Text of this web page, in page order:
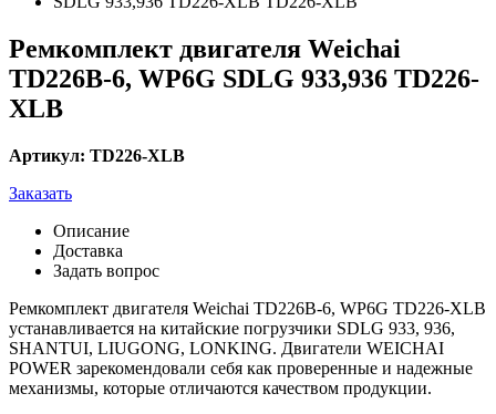
Ремкомплект двигателя Weichai
TD226B-6, WP6G SDLG 933,936 TD226-
XLB
Артикул: TD226-XLB
Заказать
Описание
Доставка
Задать вопрос
Ремкомплект двигателя Weichai TD226B-6, WP6G TD226-XLB
устанавливается на китайские погрузчики SDLG 933, 936,
SHANTUI, LIUGONG, LONKING. Двигатели WEICHAI
POWER зарекомендовали себя как проверенные и надежные
механизмы, которые отличаются качеством продукции.